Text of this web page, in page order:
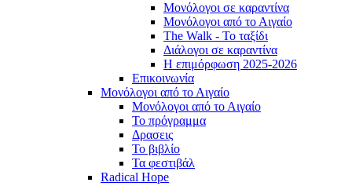
Μονόλογοι σε καραντίνα
Μονόλογοι από το Αιγαίο
The Walk - Το ταξίδι
Διάλογοι σε καραντίνα
Η επιμόρφωση 2025-2026
Επικοινωνία
Μονόλογοι από το Αιγαίο
Μονόλογοι από το Αιγαίο
Το πρόγραμμα
Δρασεις
Το βιβλίο
Τα φεστιβάλ
Radical Hope